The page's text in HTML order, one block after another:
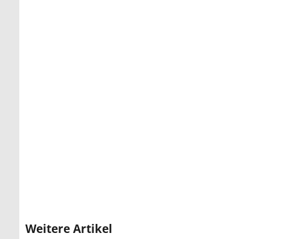
Weitere Artikel